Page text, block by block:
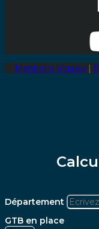
Mentions légales |
Département
GTB en place